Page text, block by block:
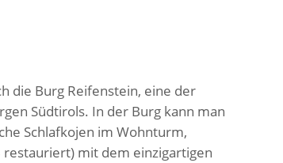
die Burg Reifenstein, eine der
Südtirols. In der Burg kann man
Schlafkojen im Wohnturm,
mit dem einzigartigen